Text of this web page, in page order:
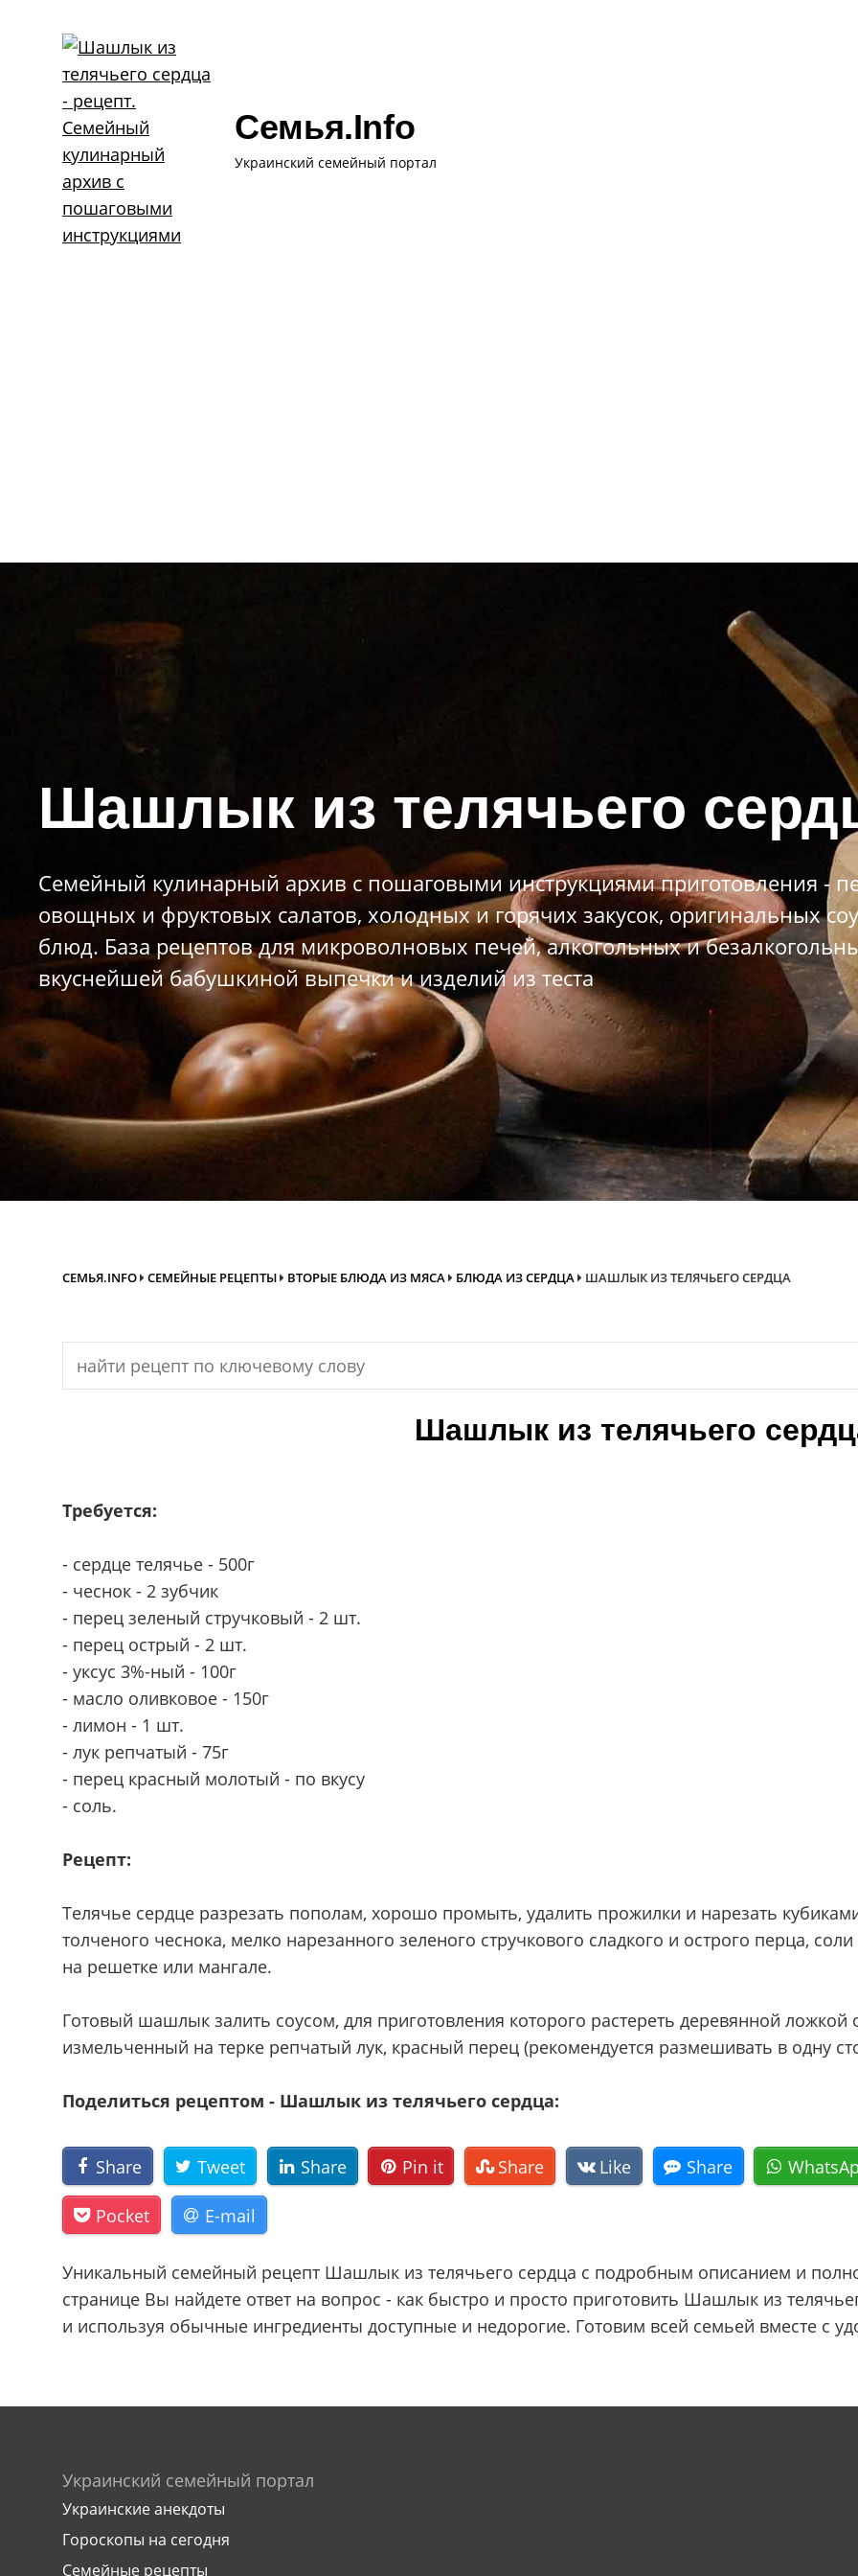
Семья.info
Украинский семейный портал
Шашлык из телячьего
Семейный кулинарный архив с пошаговыми инструкциями приготовления -
овощных и фруктовых салатов, холодных и горячих закусок, оригинальных
блюд. База рецептов для микроволновых печей, алкогольных и
вкуснейшей бабушкиной выпечки и изделий из теста
СЕМЬЯ.INFO СЕМЕЙНЫЕ РЕЦЕПТЫ ВТОРЫЕ БЛЮДА ИЗ МЯСА БЛЮДА ИЗ СЕРДЦА ШАШЛЫК ИЗ ТЕЛЯЧЬЕГО СЕРДЦА
Search
Шашлык из телячьего
Требуется:
- сердце телячье - 500г
- чеснок - 2 зубчик
- перец зеленый стручковый - 2 шт.
- перец острый - 2 шт.
- уксус 3%-ный - 100г
- масло оливковое - 150г
- лимон - 1 шт.
- лук репчатый - 75г
- перец красный молотый - по вкусу
- соль.
Рецепт:
Телячье сердце разрезать пополам, хорошо промыть, удалить прожилки и нарезать
толченого чеснока, мелко нарезанного зеленого стручкового сладкого и острого перца,
на решетке или мангале.
Готовый шашлык залить соусом, для приготовления которого растереть деревянной ложкой
измельченный на терке репчатый лук, красный перец (рекомендуется размешивать в одну
Поделиться рецептом - Шашлык из телячьего сердца:
Share Tweet Share Pin it Share Like Share
Pocket E-mail
Уникальный семейный рецепт Шашлык из телячьего сердца с подробным описанием и
странице Вы найдете ответ на вопрос - как быстро и просто приготовить Шашлык из
и используя обычные ингредиенты доступные и недорогие. Готовим всей семьей вместе с
Украинский семейный портал
Украинские анекдоты
Гороскопы на сегодня
Семейные рецепты